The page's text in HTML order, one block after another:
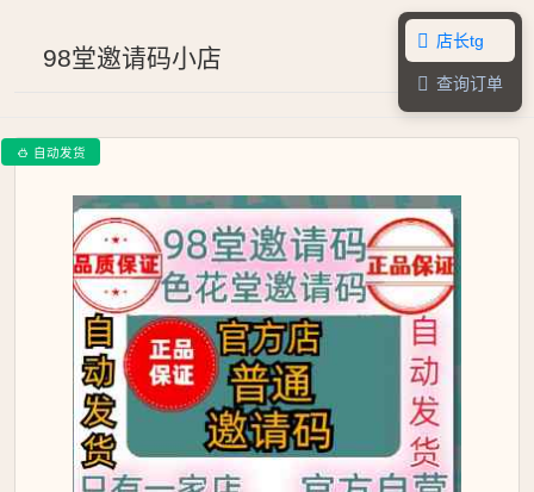
98堂邀请码小店
 店长tg
 查询订单
 自动发货